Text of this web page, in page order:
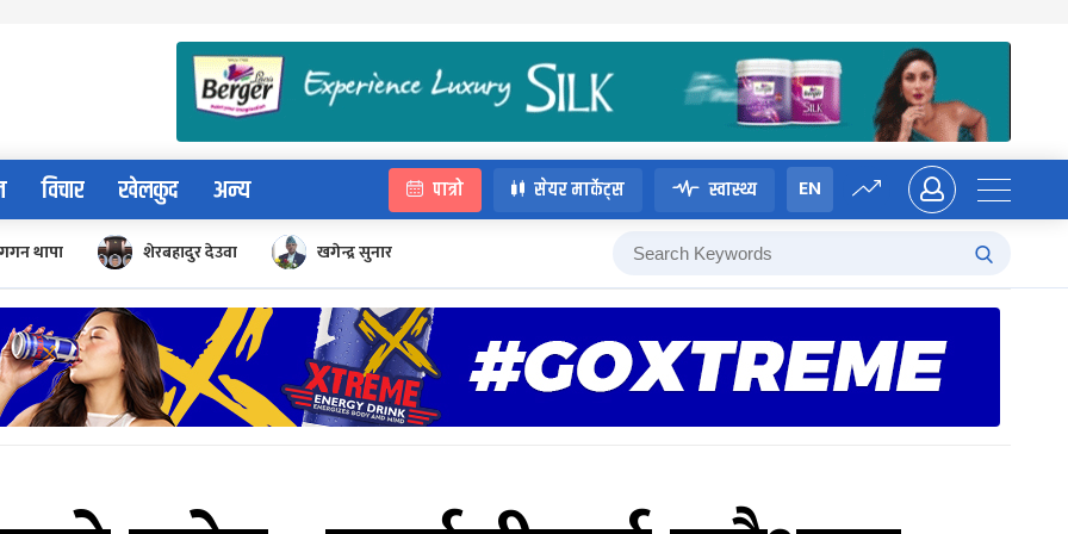
विचार खेलकुद अन्य पात्रो सेयर मार्केट्स स्वास्थ्य EN
गगन थापा शेरबहादुर देउवा खगेन्द्र सुनार